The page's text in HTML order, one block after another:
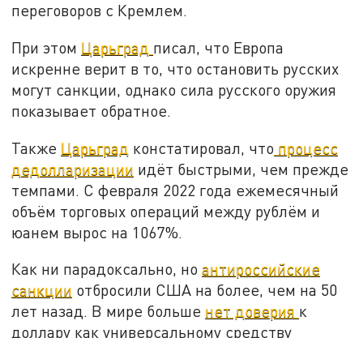
переговоров с Кремлем.
При этом Царьград писал, что Европа
искренне верит в то, что остановить русских
могут санкции, однако сила русского оружия
показывает обратное.
Также Царьград констатировал, что процесс
дедолларизации идёт быстрыми, чем прежде
темпами. С февраля 2022 года ежемесячный
объём торговых операций между рублём и
юанем вырос на 1067%.
Как ни парадоксально, ноантироссийские
санкции отбросили США на более, чем на 50
лет назад. В мире больше нет доверия к
доллару как универсальному средству